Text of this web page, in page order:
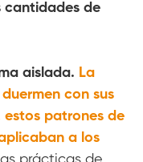
cantidades de
aislada. La
con sus
estos patrones de
a los